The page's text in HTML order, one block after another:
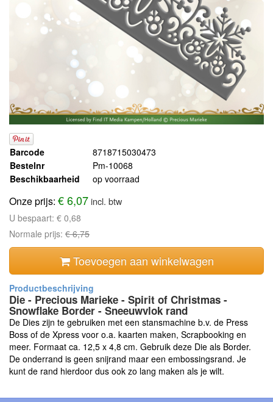
Barcode
8718715030473
Bestelnr
Pm-10068
Beschikbaarheid
op voorraad
Onze prijs: € 6,07incl. btw
U bespaart: € 0,68
Normale prijs: € 6,75
Toevoegen aan winkelwagen
Die - Precious Marieke - Spirit of Christmas -
Snowflake Border - Sneeuwvlok rand
De Dies zijn te gebruiken met een stansmachine b.v. de Press
Boss of de Xpress voor o.a. kaarten maken, Scrapbooking en
meer. Formaat ca. 12,5 x 4,8 cm. Gebruik deze Die als Border.
De onderrand is geen snijrand maar een embossingsrand. Je
kunt de rand hierdoor dus ook zo lang maken als je wilt.